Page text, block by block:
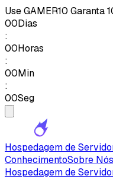
UseGAMER10 Garanta
00Dias
:
00Horas
:
00Min
:
00Seg
Hospedagem de
ConhecimentoSobre Nós
Hospedagem de